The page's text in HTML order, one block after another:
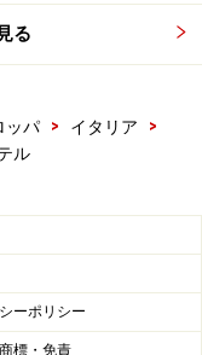
容をご確認くださ
、「外務省 海外安全
十分注意を払ってく
る
ッパ > イタリア
>
ル
ーポリシー
標・免責